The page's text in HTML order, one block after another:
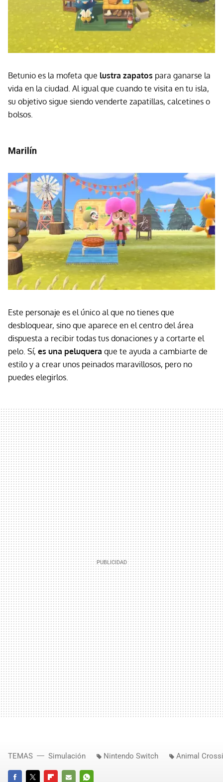
Betunio es la mofeta que lustra zapatos para ganarse la
vida en la ciudad. Al igual que cuando te visita en tu isla,
su objetivo sigue siendo venderte zapatillas, calcetines o
bolsos.
Marilín
Este personaje es el único al que no tienes que
desbloquear, sino que aparece en el centro del área
dispuesta a recibir todas tus donaciones y a cortarte el
pelo. Sí, es una peluquera que te ayuda a cambiarte de
estilo y a crear unos peinados maravillosos, pero no
puedes elegirlos.
TEMAS Simulación Nintendo Switch Animal